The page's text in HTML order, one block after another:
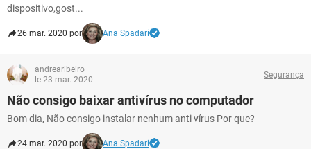
dispositivo,gost...
26 mar. 2020 por Ana Spadari
andrearibeiro
le 23 mar. 2020
Segurança
Não consigo baixar antivírus no computador
Bom dia, Não consigo instalar nenhum anti vírus Por que?
24 mar. 2020 por Ana Spadari